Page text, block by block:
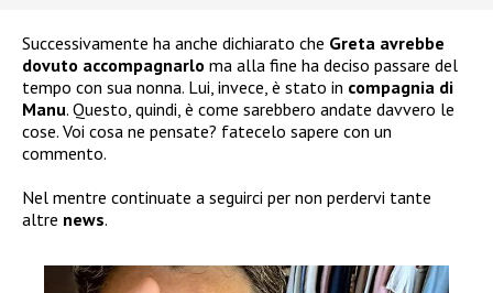
Successivamente ha anche dichiarato che Greta avrebbe
dovuto accompagnarlo ma alla fine ha deciso passare del
tempo con sua nonna. Lui, invece, è stato in compagnia di
Manu. Questo, quindi, è come sarebbero andate davvero le
cose. Voi cosa ne pensate? fatecelo sapere con un
commento.
Nel mentre continuate a seguirci per non perdervi tante
altre news.